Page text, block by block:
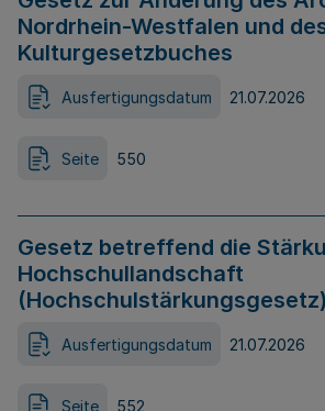
Nordrhein-Westfalen und
Kulturgesetzbuches
Ausfertigungsdatum 21.07.2026
Seite 550
Gesetz betreffend die
Hochschullandschaft
(Hochschulstärkungsgesetz)
Ausfertigungsdatum 21.07.2026
Seite 552